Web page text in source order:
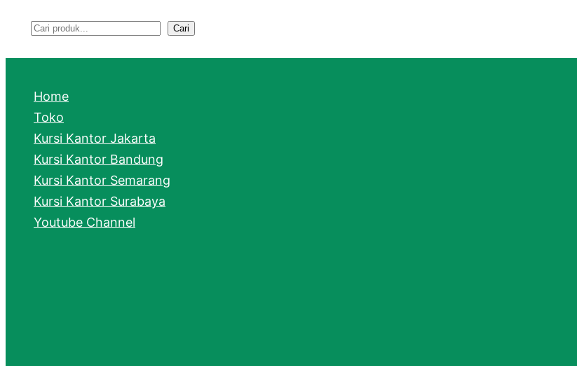
S
e
a
r
c
h
Cari
Home
Toko
Kursi Kantor Jakarta
Kursi Kantor Bandung
Kursi Kantor Semarang
Kursi Kantor Surabaya
Youtube Channel